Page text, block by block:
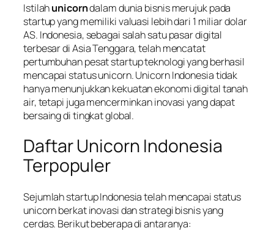
Istilahunicorndalam dunia bisnis merujuk pada
startup yang memiliki valuasi lebih dari 1 miliar dolar
AS. Indonesia, sebagai salah satu pasar digital
terbesar di Asia Tenggara, telah mencatat
pertumbuhan pesat startup teknologi yang berhasil
mencapai status unicorn. Unicorn Indonesia tidak
hanya menunjukkan kekuatan ekonomi digital tanah
air, tetapi juga mencerminkan inovasi yang dapat
bersaing di tingkat global.
Daftar Unicorn Indonesia
Terpopuler
Sejumlah startup Indonesia telah mencapai status
unicorn berkat inovasi dan strategi bisnis yang
cerdas. Berikut beberapa di antaranya: